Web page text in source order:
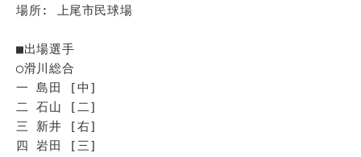
場所: 上尾市民球場
■出場選手
◯滑川総合
一 島田 [中]
二 石山 [二]
三 新井 [右]
四 岩田 [三]